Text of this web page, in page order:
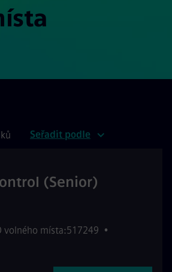
Seřadit podle
(Senior)
volného místa:517249 •